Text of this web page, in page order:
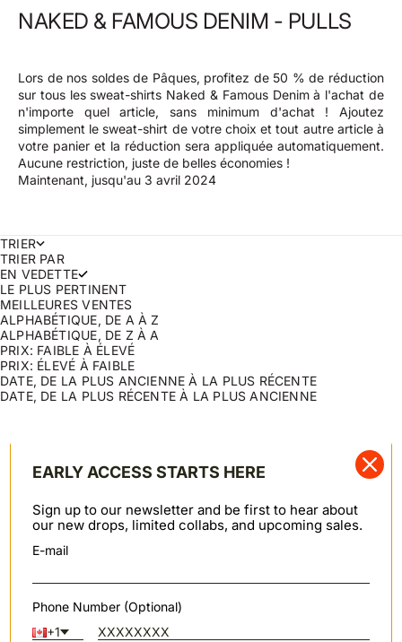
NAKED & FAMOUS DENIM - PULLS
Lors de nos soldes de Pâques, profitez de 50 % de réduction
sur tous les sweat-shirts Naked & Famous Denim à l'achat de
n'importe quel article, sans minimum d'achat ! Ajoutez
simplement le sweat-shirt de votre choix et tout autre article à
votre panier et la réduction sera appliquée automatiquement.
Aucune restriction, juste de belles économies !
Maintenant, jusqu'au 3 avril 2024
TRIER
TRIER PAR
EN VEDETTE
LE PLUS PERTINENT
MEILLEURES VENTES
ALPHABÉTIQUE, DE A À Z
ALPHABÉTIQUE, DE Z À A
PRIX: FAIBLE À ÉLEVÉ
PRIX: ÉLEVÉ À FAIBLE
DATE, DE LA PLUS ANCIENNE À LA PLUS RÉCENTE
DATE, DE LA PLUS RÉCENTE À LA PLUS ANCIENNE
"Smart Crew" - Molleton - Noir
Prix de vente
$114.00 USD
Prix de vente
$99.00 USD
Choisir les options
Prix de vente
$99.00 USD
EARLY ACCESS STARTS HERE
Sign up to our newsletter and be first to hear about
our new drops, limited collabs, and upcoming sales.
E-mail
Phone Number (Optional)
+1